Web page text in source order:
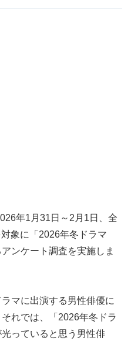
年1月31日～2月1日、全
象に「2026年冬ドラマ
ンケート調査を実施しま
マに出演する男性俳優に
れでは、「2026年冬ドラ
っていると思う男性俳